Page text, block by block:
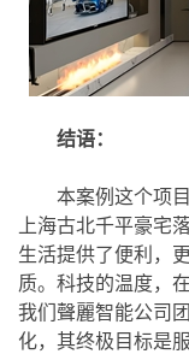
结语：
本案例这个项
上海古北千平豪宅
生活提供了便利，
质。科技的温度，
我们聲麗智能公司
化，其终极目标是